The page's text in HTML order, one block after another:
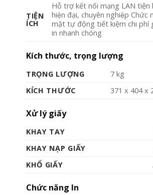
TIỆN
ÍCH
Hỗ trợ kết nối mạng LAN tiện
hiện đại, chuyên nghiệp Chức
mặt tự động tiết kiệm chi phí
in nhanh chóng
Kích thước, trọng lượng
TRỌNG LƯỢNG
7 kg
KÍCH THƯỚC
371 x 404 x
Xử lý giấy
KHAY TAY
KHAY NẠP GIẤY
KHỔ GIẤY
Chức năng In